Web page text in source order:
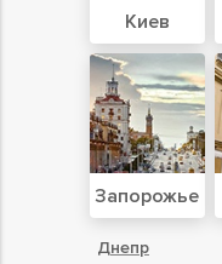
Киев
Запорожье
Днепр